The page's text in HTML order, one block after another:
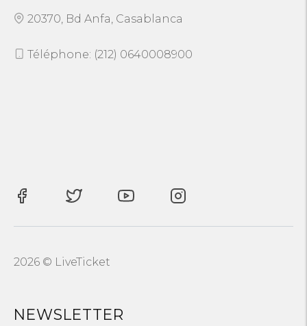
20370, Bd Anfa, Casablanca
Téléphone: (212) 0640008900
2026 © LiveTicket
NEWSLETTER